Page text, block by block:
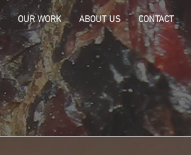
OUR WORK ABOUT US CONTACT